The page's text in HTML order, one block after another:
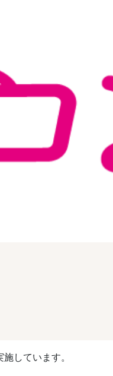
しています。